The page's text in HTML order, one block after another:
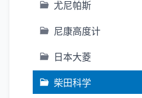
尤尼帕斯
尼康高度计
日本大菱
柴田科学